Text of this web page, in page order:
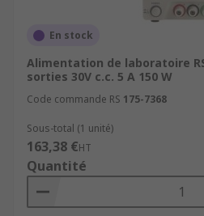
Une panne peut rapidement
activité. Avec notreService
restaurer et entretenir vos
industriels pour rester
coûts et prolonger la durée de
Découvrez aussi nos
complémentaires :
En stock
Alimentation de laboratoire
sorties 30V c.c. 5 A 150 W
Code commande RS 175-7368
Sous-total (1 unité)
163,38 €HT
Quantité